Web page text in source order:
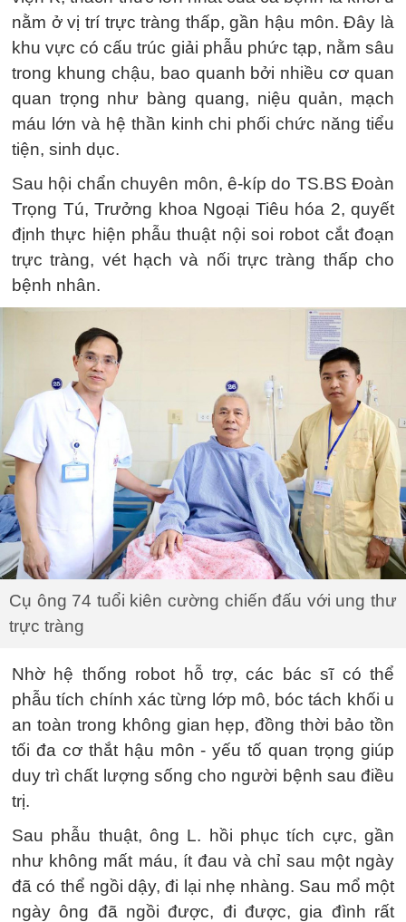
nằm ở vị trí trực tràng thấp, gần hậu môn. Đây là
khu vực có cấu trúc giải phẫu phức tạp, nằm sâu
trong khung chậu, bao quanh bởi nhiều cơ quan
quan trọng như bàng quang, niệu quản, mạch
máu lớn và hệ thần kinh chi phối chức năng tiểu
tiện, sinh dục.
Sau hội chẩn chuyên môn, ê-kíp do TS.BS Đoàn
Trọng Tú, Trưởng khoa Ngoại Tiêu hóa 2, quyết
định thực hiện phẫu thuật nội soi robot cắt đoạn
trực tràng, vét hạch và nối trực tràng thấp cho
bệnh nhân.
Cụ ông 74 tuổi kiên cường chiến đấu với ung thư
trực tràng
Nhờ hệ thống robot hỗ trợ, các bác sĩ có thể
phẫu tích chính xác từng lớp mô, bóc tách khối u
an toàn trong không gian hẹp, đồng thời bảo tồn
tối đa cơ thắt hậu môn - yếu tố quan trọng giúp
duy trì chất lượng sống cho người bệnh sau điều
trị.
Sau phẫu thuật, ông L. hồi phục tích cực, gần
như không mất máu, ít đau và chỉ sau một ngày
đã có thể ngồi dậy, đi lại nhẹ nhàng. Sau mổ một
ngày ông đã ngồi được, đi được, gia đình rất